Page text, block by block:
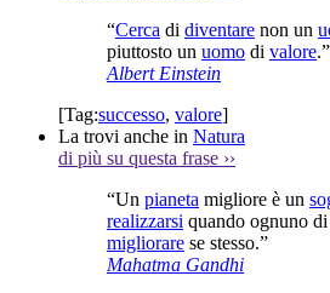
“Cerca di diventare non un
piuttosto un uomo di valore.”
Albert Einstein
[Tag:successo, valore]
La trovi anche in Natura
di più su questa frase ››
“Un pianeta migliore è un
realizzarsi quando ognuno
migliorare se stesso.”
Mahatma Gandhi